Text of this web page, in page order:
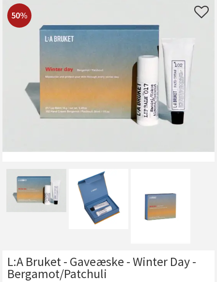
50%
L:A Bruket - Gaveæske - Winter Day -
Bergamot/Patchuli